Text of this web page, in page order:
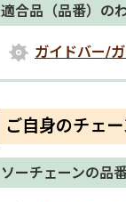
適合品（品番）の
ガイドバー/
ご自身のチェ
ソーチェーンの品